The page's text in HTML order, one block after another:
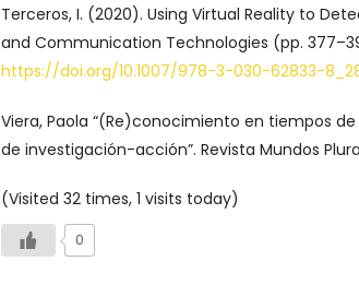
Terceros, I. (2020). Using Virtual Reality to
and Communication Technologies (pp.
https://doi.org/10.1007/978-3-030-62833-
Viera, Paola “(Re)conocimiento en tiempos
de investigación-acción”. Revista Mundos
(Visited 32 times, 1 visits today)
0